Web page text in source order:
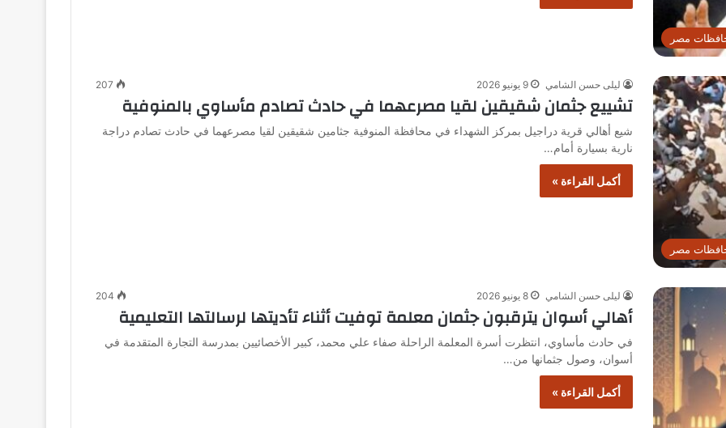
مصر
مصر
ليلى حسن الشامي 9 يونيو 2026 207
تشييع جثمان شقيقين لقيا مصرعهما في حادث تصادم مأساوي بالمنوفية
شيع أهالي قرية دراجيل بمركز الشهداء في محافظة المنوفية جثامين شقيقين لقيا مصرعهما في حادث تصادم دراجة
نارية بسيارة أمام…
أكمل القراءة »
ليلى حسن الشامي 8 يونيو 2026 204
أهالي أسوان يترقبون جثمان معلمة توفيت أثناء تأديتها لرسالتها التعليمية
في حادث مأساوي، انتظرت أسرة المعلمة الراحلة صفاء علي محمد، كبير الأخصائيين بمدرسة التجارة المتقدمة في
أسوان، وصول جثمانها من…
أكمل القراءة »